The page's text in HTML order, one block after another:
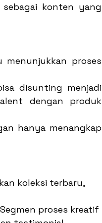
konten yang
menunjukkan proses
disunting menjadi
dengan produk
hanya menangkap
koleksi terbaru,
proses kreatif